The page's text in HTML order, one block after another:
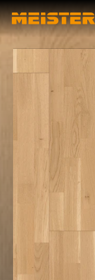
ProductenOver ons